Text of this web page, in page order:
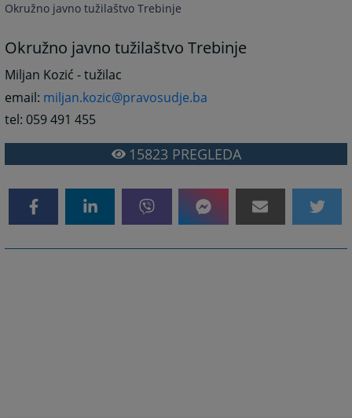
Okružno javno tužilaštvo Trebinje
Okružno javno tužilaštvo Trebinje
Miljan Kozić - tužilac
email: miljan.kozic@pravosudje.ba
tel: 059 491 455
15823 PREGLEDA